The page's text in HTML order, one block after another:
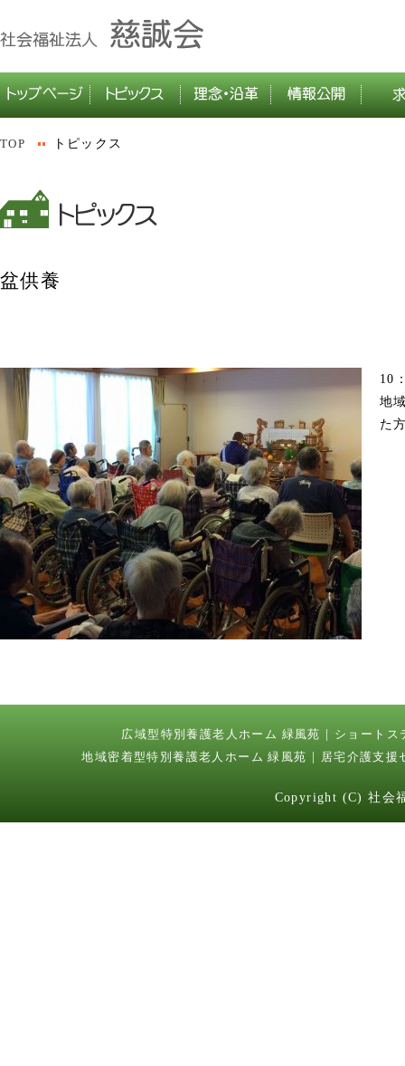
TOP トピックス
盆供養
10
地
た
広域型特別養護老人ホーム 緑風苑
ショートス
地域密着型特別養護老人ホーム 緑風苑
居宅介護支援
Copyright (C) 社会